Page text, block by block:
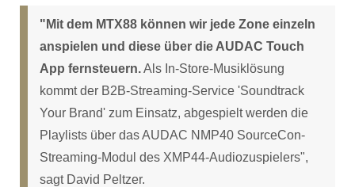
"Mit dem MTX88 können wir jede Zone einzeln
anspielen und diese über die AUDAC Touch
App fernsteuern.Als In-Store-Musiklösung
kommt der B2B-Streaming-Service 'Soundtrack
Your Brand' zum Einsatz, abgespielt werden die
Playlists über das AUDAC NMP40 SourceCon-
Streaming-Modul des XMP44-Audiozuspielers",
sagt David Peltzer.